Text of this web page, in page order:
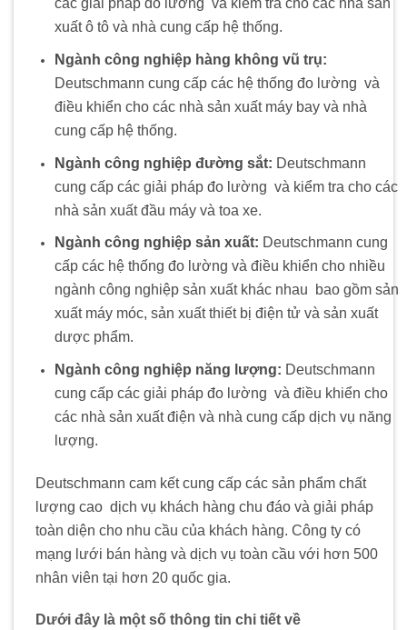
các giải pháp đo lường và kiểm tra cho các nhà sản
xuất ô tô và nhà cung cấp hệ thống.
Ngành công nghiệp hàng không vũ trụ:
Deutschmann cung cấp các hệ thống đo lường và
điều khiển cho các nhà sản xuất máy bay và nhà
cung cấp hệ thống.
Ngành công nghiệp đường sắt: Deutschmann
cung cấp các giải pháp đo lường và kiểm tra cho các
nhà sản xuất đầu máy và toa xe.
Ngành công nghiệp sản xuất: Deutschmann cung
cấp các hệ thống đo lường và điều khiển cho nhiều
ngành công nghiệp sản xuất khác nhau
bao gồm sản
xuất máy móc, sản xuất thiết bị điện tử và sản xuất
dược phẩm.
Ngành công nghiệp năng lượng: Deutschmann
cung cấp các giải pháp đo lường và điều khiển cho
các nhà sản xuất điện và nhà cung cấp dịch vụ năng
lượng.
Deutschmann cam kết cung cấp các sản phẩm chất
lượng cao dịch vụ khách hàng chu đáo và giải pháp
toàn diện cho nhu cầu của khách hàng. Công ty có
mạng lưới bán hàng và dịch vụ toàn cầu với hơn 500
nhân viên tại hơn 20 quốc gia.
Dưới đây là một số thông tin chi tiết về